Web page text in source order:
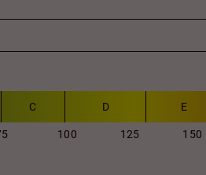
C D E
100 125 150